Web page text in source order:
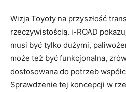
Wizja Toyoty na przyszłość
rzeczywistością. i-ROAD
musi być tylko dużymi,
może też być funkcjonalna,
dostosowana do potrzeb
Sprawdzenie tej koncepcji w